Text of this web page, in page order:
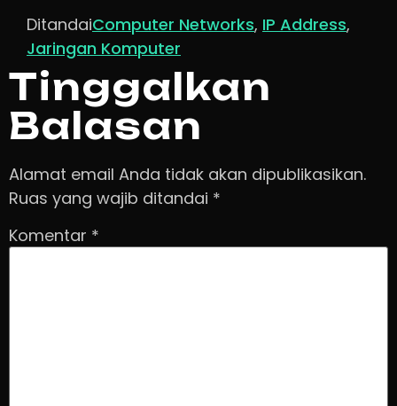
DitandaiComputer Networks, IP Address,
Jaringan Komputer
Tinggalkan
Balasan
Alamat email Anda tidak akan dipublikasikan.
Ruas yang wajib ditandai *
Komentar *